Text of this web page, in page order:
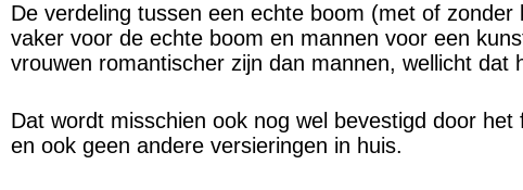
De verdeling tussen een echte boom (met of
vaker voor de echte boom en mannen voor een
vrouwen romantischer zijn dan mannen, wellicht
Dat wordt misschien ook nog wel bevestigd door
en ook geen andere versieringen in huis.